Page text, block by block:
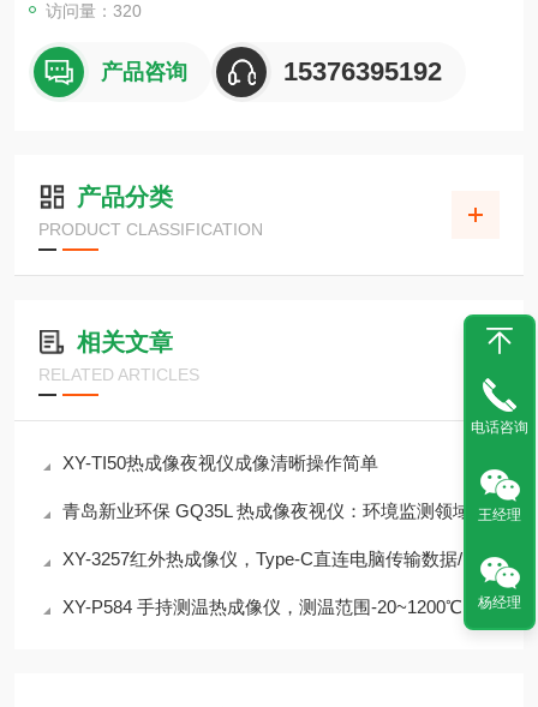
访问量：320
产品咨询 15376395192
产品分类
PRODUCT CLASSIFICATION
相关文章
RELATED ARTICLES
XY-TI50热成像夜视仪成像清晰操作简单
青岛新业环保 GQ35L 热成像夜视仪：环境监测领域的革新利器
XY-3257红外热成像仪，Type-C直连电脑传输数据/图像
XY-P584 手持测温热成像仪，测温范围-20~1200℃
电话咨询
王经理
杨经理